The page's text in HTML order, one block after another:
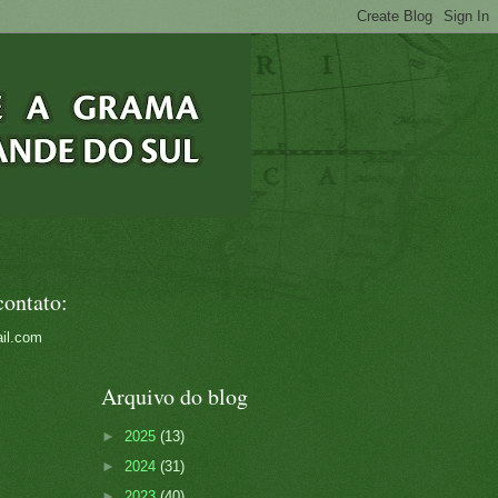
Arquivo do blog
► 2025 (13)
► 2024 (31)